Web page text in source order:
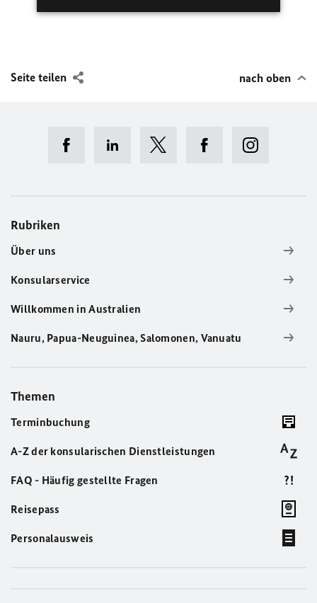
Seite teilen nach oben
Rubriken
Über uns
Konsularservice
Willkommen in Australien
Nauru, Papua-Neuguinea, Salomonen, Vanuatu
Themen
Terminbuchung
A-Z der konsularischen Dienstleistungen
FAQ - Häufig gestellte Fragen
Reisepass
Personalausweis